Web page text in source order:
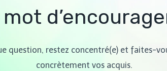
question, restez concentré(e) et faites-
concrètement vos acquis.